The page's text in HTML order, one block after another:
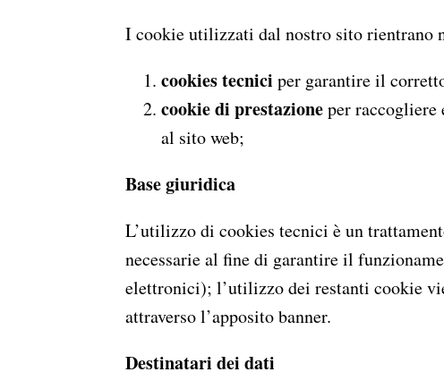
I cookie utilizzati dal nostro sito rientrano
cookies tecnici per garantire il
cookie di prestazioneper
al sito web;
Base giuridica
L’utilizzo di cookies tecnici è un
necessarie al fine di garantire il
elettronici); l’utilizzo dei restanti cookie
attraverso l’apposito banner.
Destinatari dei dati